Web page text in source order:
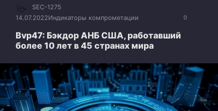
0
SEC-1275
14.07.2022Индикаторы компрометации
Bvp47: Бэкдор АНБ США, работавший
более 10 лет в 45 странах мира